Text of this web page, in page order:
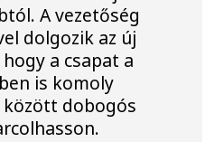
A vezetőség
dolgozik az új
a csapat a
is komoly
dobogós